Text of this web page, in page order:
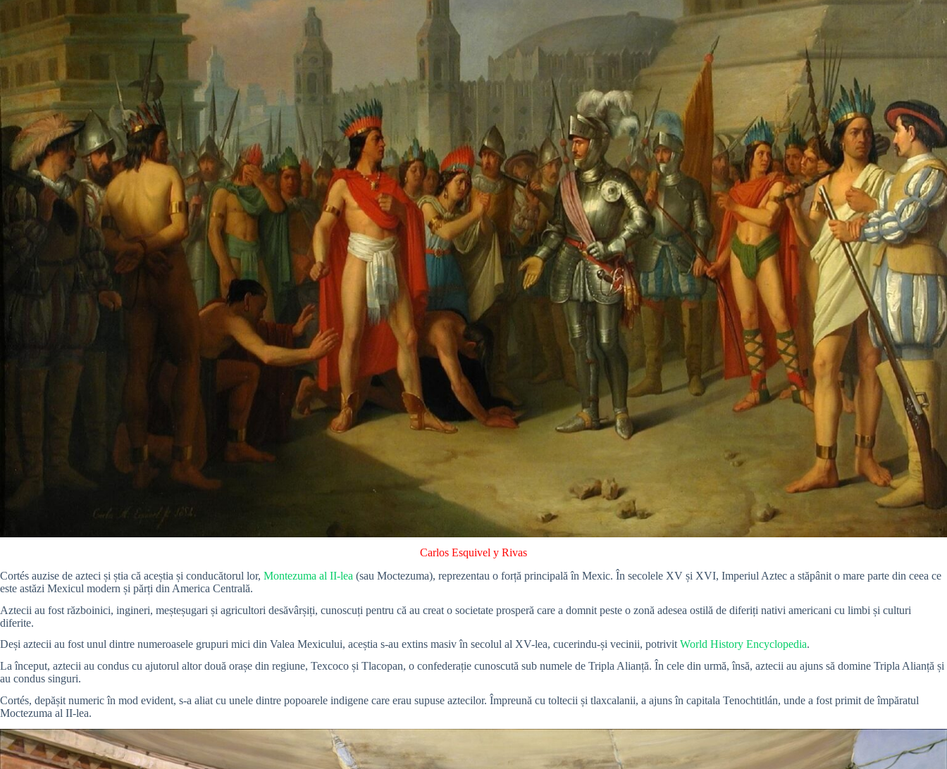
Carlos Esquivel y Rivas
Cortés auzise de azteci și știa că aceștia și conducătorul lor, Montezuma al II-lea (sau Moctezuma), reprezentau o forță principală în Mexic. În secolele XV și XVI, Imperiul Aztec a stăpânit o mare parte din ceea ce
este astăzi Mexicul modern și părți din America Centrală.
Aztecii au fost războinici, ingineri, meșteșugari și agricultori desăvârșiți, cunoscuți pentru că au creat o societate prosperă care a domnit peste o zonă adesea ostilă de diferiți nativi americani cu limbi și culturi
diferite.
Deși aztecii au fost unul dintre numeroasele grupuri mici din Valea Mexicului, aceștia s-au extins masiv în secolul al XV-lea, cucerindu-și vecinii, potrivit World History Encyclopedia.
La început, aztecii au condus cu ajutorul altor două orașe din regiune, Texcoco și Tlacopan, o confederație cunoscută sub numele de Tripla Alianță. În cele din urmă, însă, aztecii au ajuns să domine Tripla Alianță și
au condus singuri.
Cortés, depășit numeric în mod evident, s-a aliat cu unele dintre popoarele indigene care erau supuse aztecilor. Împreună cu toltecii și tlaxcalanii, a ajuns în capitala Tenochtitlán, unde a fost primit de împăratul
Moctezuma al II-lea.